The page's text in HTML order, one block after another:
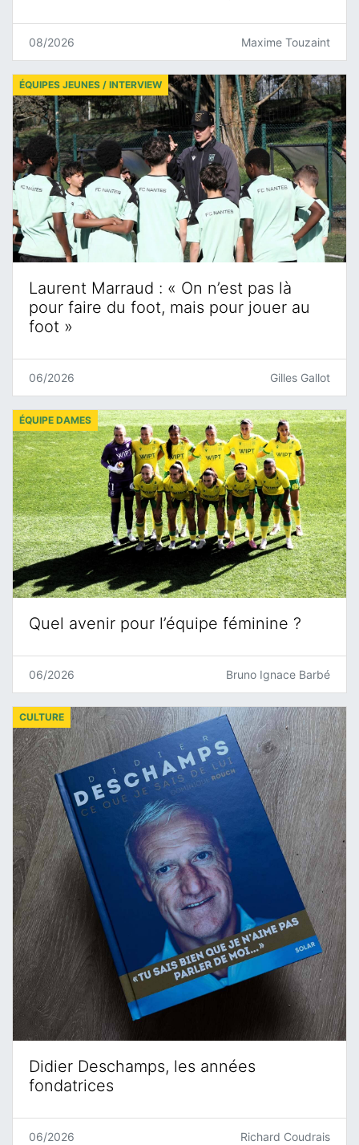
08/2026 Maxime Touzaint
Laurent Marraud : « On n’est pas là
pour faire du foot, mais pour jouer au
foot »
ÉQUIPES JEUNES / INTERVIEW
06/2026 Gilles Gallot
Quel avenir pour l’équipe féminine ?
ÉQUIPE DAMES
06/2026 Bruno Ignace Barbé
Didier Deschamps, les années
fondatrices
CULTURE
06/2026 Richard Coudrais